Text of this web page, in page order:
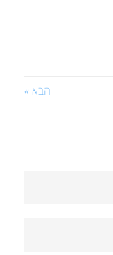
הבא »